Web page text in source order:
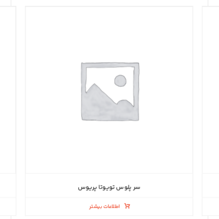
سر پلوس تویوتا پریوس
اطلاعات بیشتر